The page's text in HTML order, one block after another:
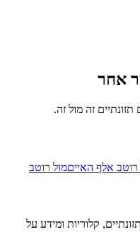
אחר
זה מול זה.
רוטב אלף האייםמול רוטב
קלוריות ומידע על